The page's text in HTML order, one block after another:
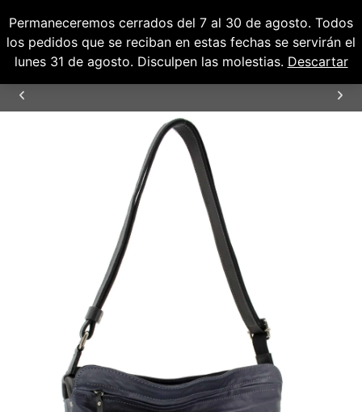
Permaneceremos cerrados del 7 al 30 de agosto. Todos
los pedidos que se reciban en estas fechas se servirán el
lunes 31 de agosto. Disculpen las molestias. Descartar
0,00€
0
ENVÍOS GRATUITOS PARA PENÍNSULA Y